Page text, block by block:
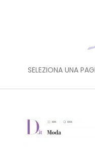
SELEZIONA UNA